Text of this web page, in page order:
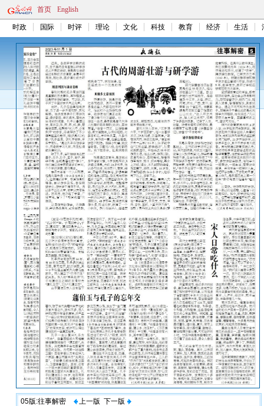
首页 English
时政 国际 时评 理论 文化 科技 教育 经济 生活
05版:往事解密 上一版 下一版